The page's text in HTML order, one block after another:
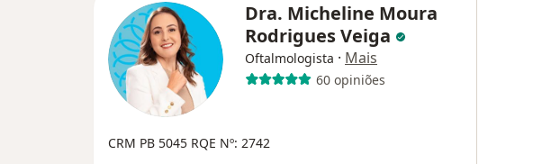
Dra. Micheline Moura
Rodrigues Veiga
Oftalmologista · Mais
60 opiniões
CRM PB 5045 RQE Nº: 2742